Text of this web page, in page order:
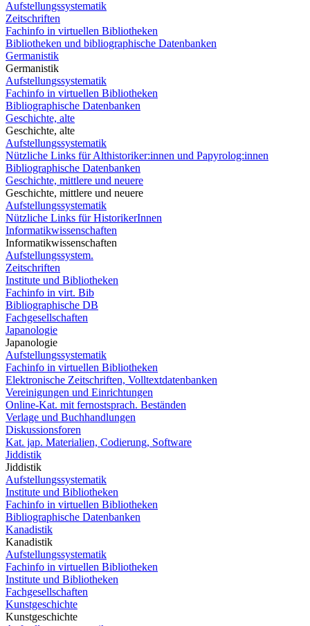
Aufstellungssystematik
Zeitschriften
Fachinfo in virtuellen Bibliotheken
Bibliotheken und bibliographische Datenbanken
Germanistik
Germanistik
Aufstellungssystematik
Fachinfo in virtuellen Bibliotheken
Bibliographische Datenbanken
Geschichte, alte
Geschichte, alte
Aufstellungssystematik
Nützliche Links für Althistoriker:innen und Papyrolog:innen
Bibliographische Datenbanken
Geschichte, mittlere und neuere
Geschichte, mittlere und neuere
Aufstellungssystematik
Nützliche Links für HistorikerInnen
Informatikwissenschaften
Informatikwissenschaften
Aufstellungssystem.
Zeitschriften
Institute und Bibliotheken
Fachinfo in virt. Bib
Bibliographische DB
Fachgesellschaften
Japanologie
Japanologie
Aufstellungssystematik
Fachinfo in virtuellen Bibliotheken
Elektronische Zeitschriften, Volltextdatenbanken
Vereinigungen und Einrichtungen
Online-Kat. mit fernostsprach. Beständen
Verlage und Buchhandlungen
Diskussionsforen
Kat. jap. Materialien, Codierung, Software
Jiddistik
Jiddistik
Aufstellungssystematik
Institute und Bibliotheken
Fachinfo in virtuellen Bibliotheken
Bibliographische Datenbanken
Kanadistik
Kanadistik
Aufstellungssystematik
Fachinfo in virtuellen Bibliotheken
Institute und Bibliotheken
Fachgesellschaften
Kunstgeschichte
Kunstgeschichte